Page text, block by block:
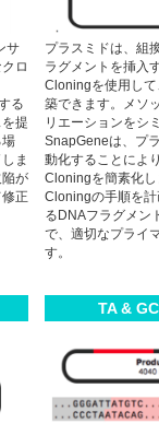
サ
ロ
る
提
ま
が
正
プラスミドは、組
ラグメントを挿入
Cloningを使用し
築できます。メソ
リエーションをシ
SnapGeneは、プ
動化することによ
Cloningを簡素化
Cloningの手順を
るDNAフラグメン
で、適切なプライ
す。
TA &